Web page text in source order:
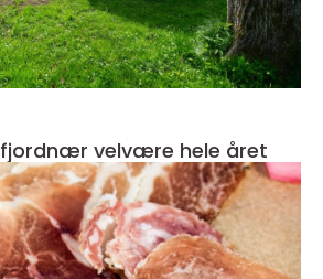
Badstue moss fjordnær velvære hele året